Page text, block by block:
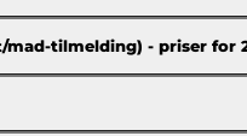
tilmelding) - priser for